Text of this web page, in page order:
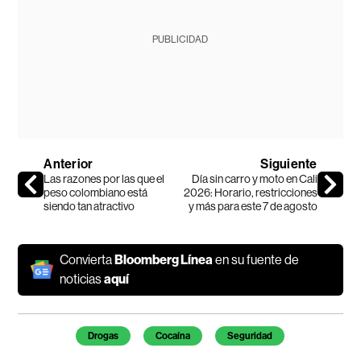
PUBLICIDAD
Anterior
Las razones por las que el
peso colombiano está
siendo tan atractivo
Siguiente
Día sin carro y moto en Cali
2026: Horario, restricciones
y más para este 7 de agosto
ConviertaBloomberg Línea en su fuente de
noticiasaquí
Temas de este artículo
Drogas Cocaína Seguridad